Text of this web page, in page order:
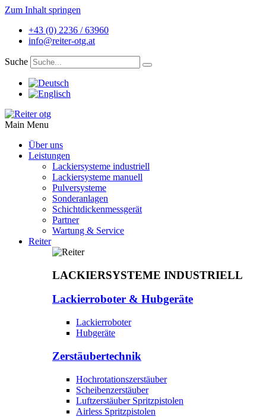
Zum Inhalt springen
+43 (0) 2236 / 63960
info@reiter-otg.at
Suche
Main Menu
Über uns
Leistungen
Lackiersysteme industriell
Lackiersysteme manuell
Pulversysteme
Sonderanlagen
Schichtdickenmessgerät
Partner
Wartung & Service
Reiter
LACKIERSYSTEME INDUSTRIELL
Lackierroboter & Hubgeräte
Lackierroboter
Hubgeräte
Zerstäubertechnik
Hochrotationszerstäuber
Scheibenzerstäuber
Luftzerstäuber Spritzpistolen
Airless Spritzpistolen